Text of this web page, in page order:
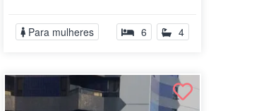
Para mulheres 6 4